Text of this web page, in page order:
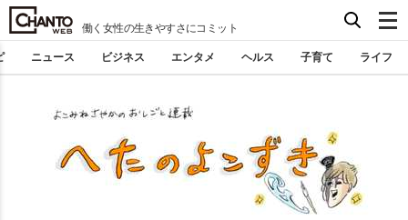
働く女性の生きやすさにコミット
ニュース ビジネス エンタメ ヘルス 子育て ライフ